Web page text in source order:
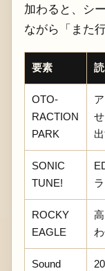
加わると、シ
ながら「また
要素
OTO-
RACTION
PARK
出
SONIC
TUNE!
ROCKY
EAGLE
Sound